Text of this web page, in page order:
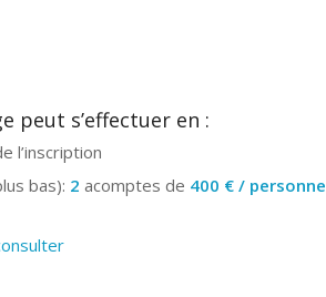
peut s’effectuer en :
l’inscription
bas): 2 acomptes de 400 € / personne